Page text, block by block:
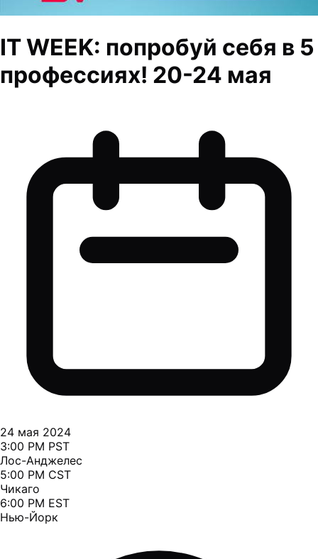
IT WEEK: попробуй себя в 5
профессиях! 20-24 мая
24 мая 2024
3:00 PM PST
Лос-Анджелес
5:00 PM CST
Чикаго
6:00 PM EST
Нью-Йорк